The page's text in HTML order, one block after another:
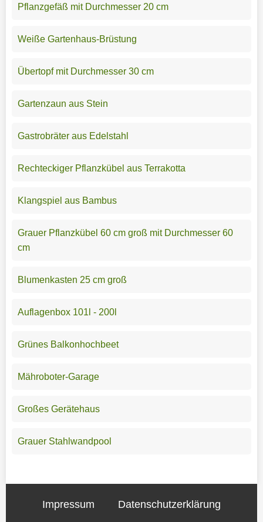
Pflanzgefäß mit Durchmesser 20 cm
Weiße Gartenhaus-Brüstung
Übertopf mit Durchmesser 30 cm
Gartenzaun aus Stein
Gastrobräter aus Edelstahl
Rechteckiger Pflanzkübel aus Terrakotta
Klangspiel aus Bambus
Grauer Pflanzkübel 60 cm groß mit Durchmesser 60
cm
Blumenkasten 25 cm groß
Auflagenbox 101l - 200l
Grünes Balkonhochbeet
Mähroboter-Garage
Großes Gerätehaus
Grauer Stahlwandpool
Impressum Datenschutzerklärung